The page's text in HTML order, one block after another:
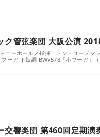
ク管弦楽団 大阪公演
ニーホール／指揮：トン・コープマ
ーガ ト短調 BWV578「小フーガ」
交響楽団 第460回定期演